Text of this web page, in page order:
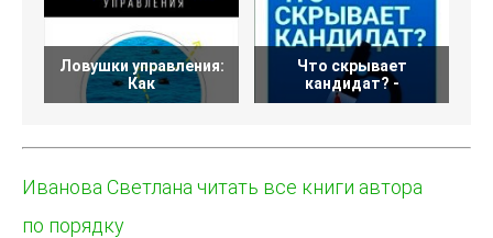
Ловушки управления:
Как
Что скрывает
кандидат? -
Иванова Светлана читать все книги автора
по порядку